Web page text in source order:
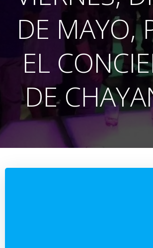
DE MAYO,
EL
DE